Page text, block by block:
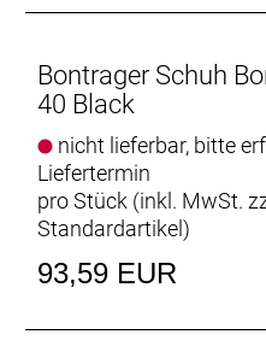
SPD-Cleats (2-Loch-
Gut zu Fuß
Zehenbereich bieten
Rennvorbereitungen zu
obligatorischen Café-
- Fasergehalt (Liner): 100
- Fasergehalt (Sohle): 67
Bontrager Schuh
40 Black
nicht lieferbar, bitte
Liefertermin
pro Stück (inkl. MwSt.
Standardartikel)
93,59 EUR